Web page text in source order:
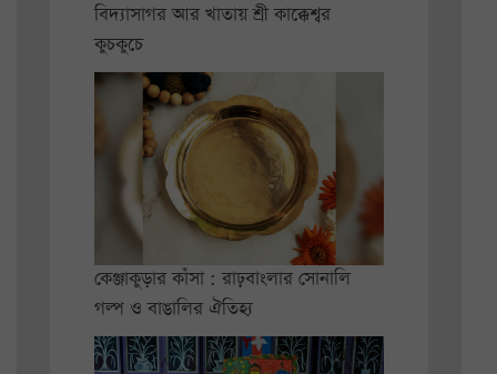
বিদ্যাসাগর আর খাতায় শ্রী কাক্কেশ্বর
কুচকুচে
কেঞ্জাকুড়ার কাঁসা : রাঢ়বাংলার সোনালি
গল্প ও বাঙালির ঐতিহ্য